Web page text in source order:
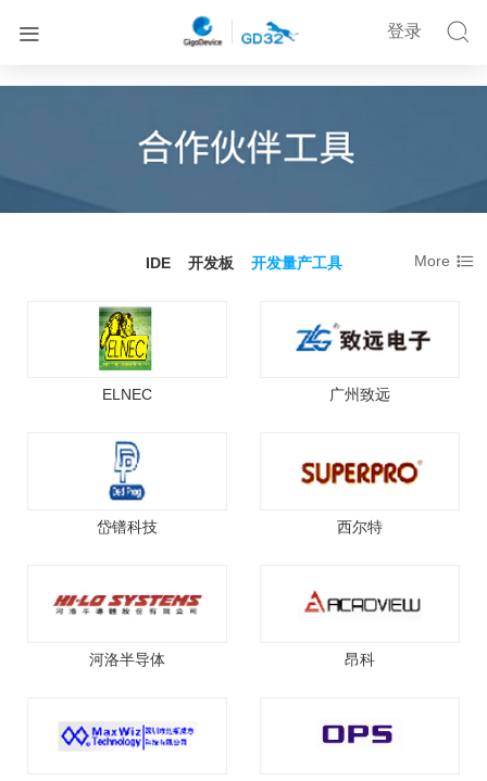
 
登录
IDE 开发板 开发量产工具 More 
ELNEC 广州致远
岱镨科技 西尔特
河洛半导体 昂科